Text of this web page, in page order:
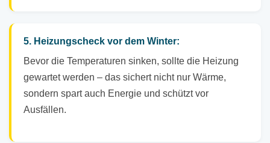
5. Heizungscheck vor dem Winter:
Bevor die Temperaturen sinken, sollte die Heizung
gewartet werden – das sichert nicht nur Wärme,
sondern spart auch Energie und schützt vor
Ausfällen.